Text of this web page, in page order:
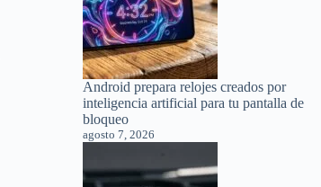
Android prepara relojes creados por
inteligencia artificial para tu pantalla de
bloqueo
agosto 7, 2026